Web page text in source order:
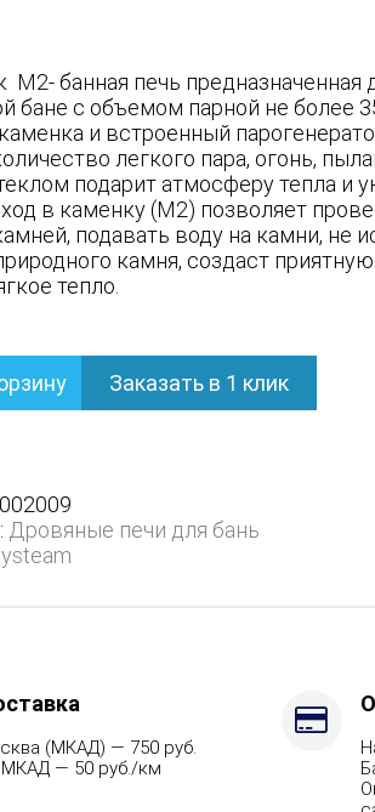
М2- банная печь предназначенная
бане с объемом парной не более
и встроенный
легкого пара, огонь,
подарит атмосферу тепла и
в каменку (М2) позволяет
подавать воду на камни, не
камня, создаст
тепло.
Заказать в 1 клик
Дровяные печи для бань
(МКАД) — 750 руб.
— 50 руб./км